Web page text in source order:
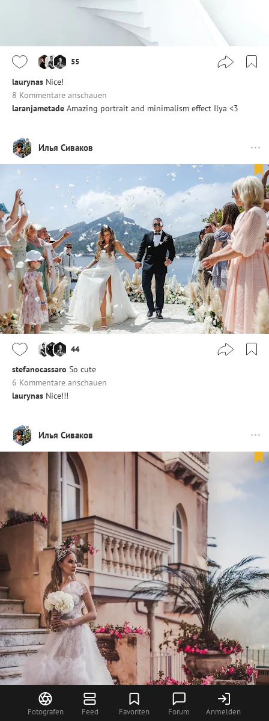
Fotografen Feed Favoriten Forum Anmelden
55
laurynas Nice!
8 Kommentare anschauen
laranjametade Amazing portrait and minimalism effect Ilya <3
Илья Сиваков
44
stefanocassaro So cute
6 Kommentare anschauen
laurynas Nice!!!
Илья Сиваков